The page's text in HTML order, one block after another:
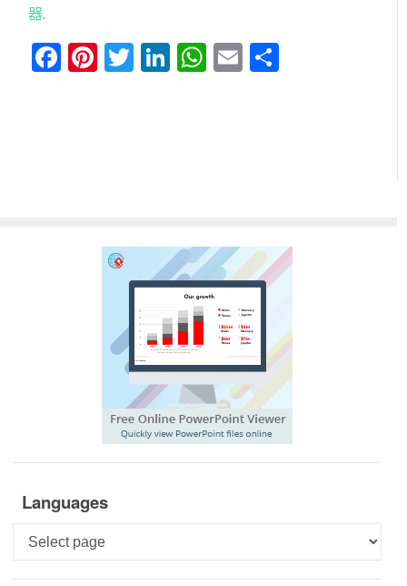
器.
Facebook
Pinterest
Twitter
LinkedIn
WhatsApp
Email
Languages
Languages